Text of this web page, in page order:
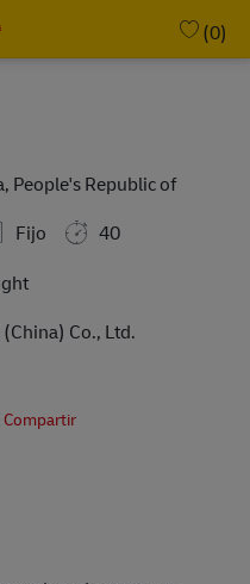
(0)
People's Republic of
Fijo
40
Co., Ltd.
Compartir